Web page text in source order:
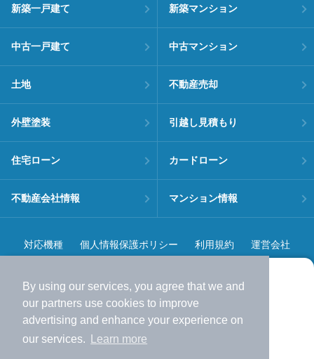
By using our services, you agree that we and
our partners use cookies to improve
advertising and enhance your experience on
our services.
Learn more
より使いやすくなった
アプリで物件探ししませんか？
サクサク動く地図で物件検索
新築一戸建て 新築マンション
中古一戸建て 中古マンション
土地 不動産売却
外壁塗装 引越し見積もり
住宅ローン カードローン
不動産会社情報 マンション情報
対応機種 個人情報保護ポリシー 利用規約 運営会社